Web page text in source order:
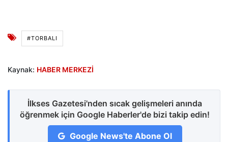
#TORBALI
Kaynak: HABER MERKEZİ
İlkses Gazetesi'nden sıcak gelişmeleri anında
öğrenmek için Google Haberler'de bizi takip edin!
Google News'te Abone Ol